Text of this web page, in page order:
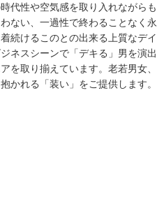
代性や空気感を取り入れながらも
ない、一過性で終わることなく永
続けるこのとの出来る上質なデイ
ネスシーンで「デキる」男を演出
を取り揃えています。老若男女、
かれる「装い」をご提供します。